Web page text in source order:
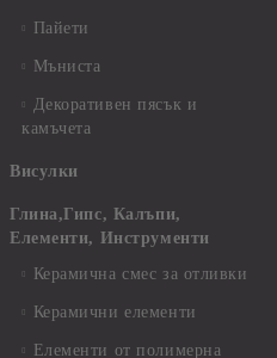
Пайети
Мъниста
Декоративен пясък и
камъчета
Висулки
Глина,Гипс, Калъпи,
Елементи, Инструменти
Керамична смес за отливки
Керамични елементи
Елементи от полимерна